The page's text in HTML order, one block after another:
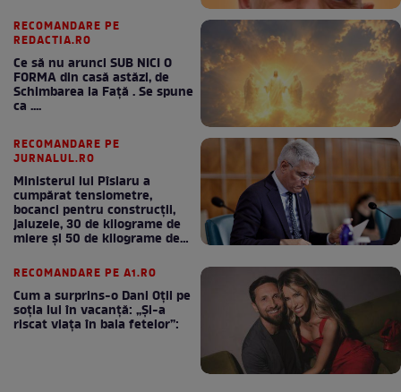
RECOMANDARE PE
REDACTIA.RO
Ce să nu arunci SUB NICI O
FORMA din casă astăzi, de
Schimbarea la Față . Se spune
ca ....
RECOMANDARE PE
JURNALUL.RO
Ministerul lui Pîslaru a
cumpărat tensiometre,
bocanci pentru construcții,
jaluzele, 30 de kilograme de
miere și 50 de kilograme de
RECOMANDARE PE A1.RO
Cum a surprins-o Dani Oțil pe
soția lui în vacanță: „Și-a
riscat viața în baia fetelor”: